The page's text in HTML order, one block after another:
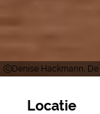
Denise Hackmann,
Locatie